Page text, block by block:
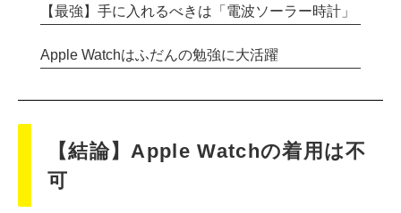
【最強】手に入れるべきは「電波ソーラー時計」
Apple Watchはふだんの勉強に大活躍
【結論】Apple Watchの着用は不
可